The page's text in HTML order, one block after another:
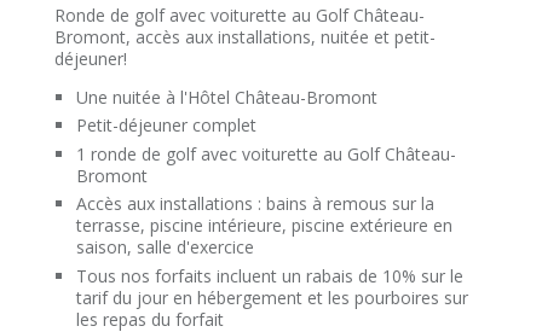
Ronde de golf avec voiturette au Golf Château-
Bromont, accès aux installations, nuitée et petit-
déjeuner!
Une nuitée à l'Hôtel Château-Bromont
Petit-déjeuner complet
1 ronde de golf avec voiturette au Golf Château-
Bromont
Accès aux installations : bains à remous sur la
terrasse, piscine intérieure, piscine extérieure en
saison, salle d'exercice
Tous nos forfaits incluent un rabais de 10% sur le
tarif du jour en hébergement et les pourboires sur
les repas du forfait